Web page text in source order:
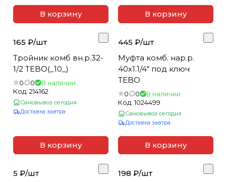
В корзину В корзину
165 ₽/шт
Тройник комб вн.р.32-
1/2 TEBO(_10_)
0 0
В наличии
Код: 214162
Самовывоз сегодня
Доставка завтра
В корзину
445 ₽/шт
Муфта комб. нар.р.
40x1.1/4" под ключ
TEBO
0 0
В наличии
Код:1024499
Самовывоз сегодня
Доставка завтра
В корзину
5 ₽/шт
198 ₽/шт